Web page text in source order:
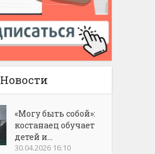
Новости
«Могу быть собой»:
костанаец обучает
детей и...
30.04.2026 16:10